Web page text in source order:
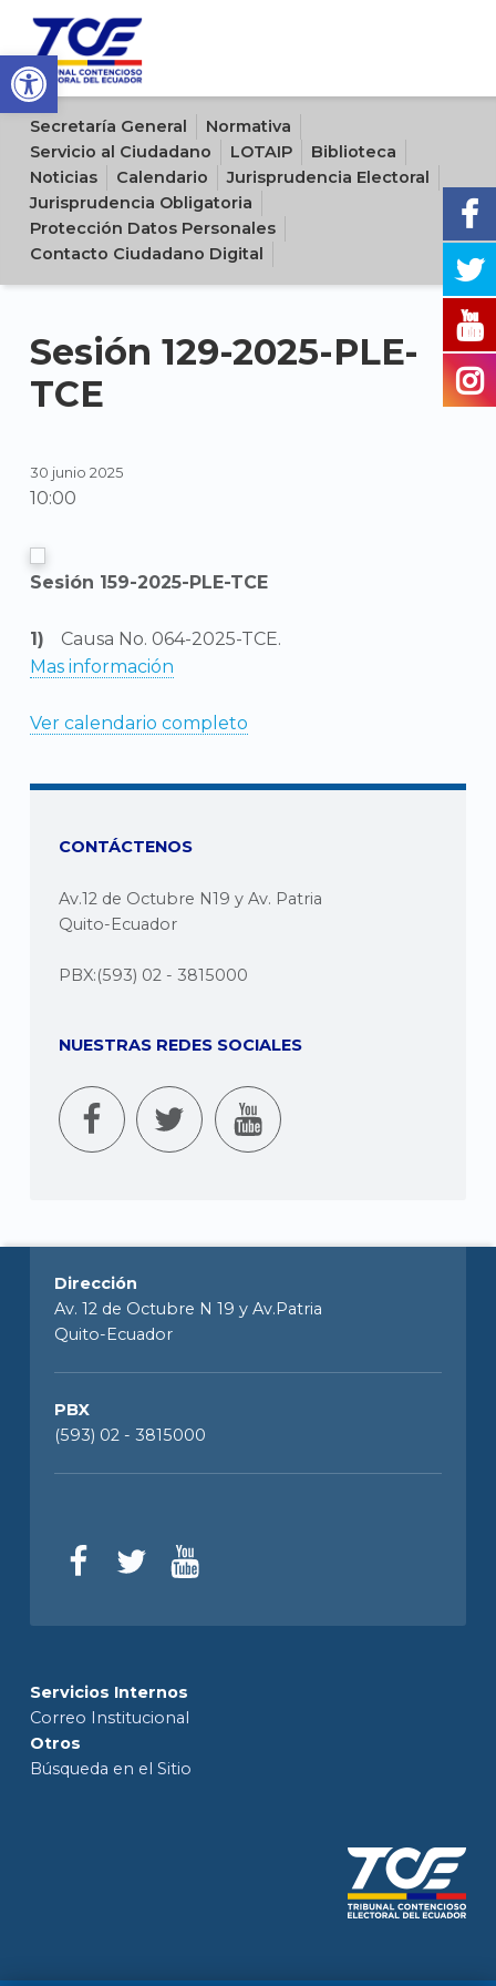
Open toolbar
Sitio oficial del Tribunal Contencioso Electoral del Ecuador
Secretaría General
Normativa
Servicio al Ciudadano
LOTAIP
Biblioteca
Noticias
Calendario
Jurisprudencia Electoral
Jurisprudencia Obligatoria
Protección Datos Personales
Contacto Ciudadano Digital
Sesión 129-2025-PLE-
TCE
30 junio 2025
10:00
Sesión 159-2025-PLE-TCE
Causa No. 064-2025-TCE.
Mas información
Ver calendario completo
CONTÁCTENOS
Av.12 de Octubre N19 y Av. Patria
Quito-Ecuador
PBX:(593) 02 - 3815000
NUESTRAS REDES SOCIALES
Dirección
Av. 12 de Octubre N 19 y Av.Patria
Quito-Ecuador
PBX
(593) 02 - 3815000
Servicios Internos
Correo Institucional
Otros
Búsqueda en el Sitio